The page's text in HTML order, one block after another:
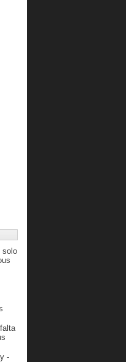
solo
-